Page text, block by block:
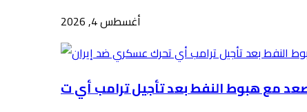
أغسطس 4, 2026